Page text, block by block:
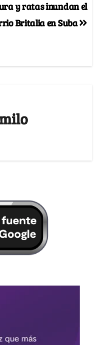
y ratas inundan el
Britalia en Suba